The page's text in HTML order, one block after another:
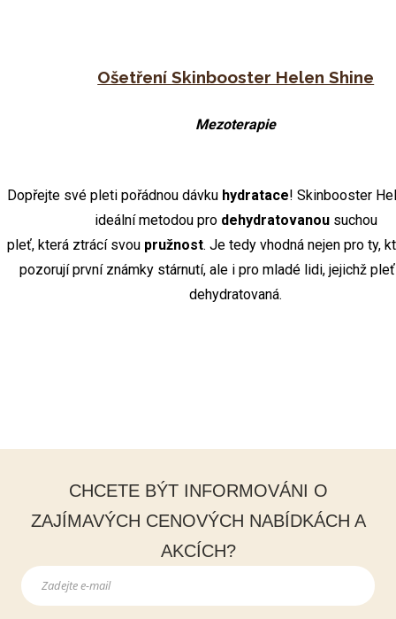
Ošetření Skinbooster Helen Shine
Mezoterapie
Dopřejte své pleti pořádnou dávku hydratace! Skinbooster
ideální metodou pro dehydratovanousuchou
pleť, která ztrácí svou pružnost. Je tedy vhodná nejen pro ty,
pozorují první známky stárnutí, ale i pro mladé lidi, jejichž
dehydratovaná.
CHCETE BÝT INFORMOVÁNI O
ZAJÍMAVÝCH CENOVÝCH NABÍDKÁCH A
AKCÍCH?